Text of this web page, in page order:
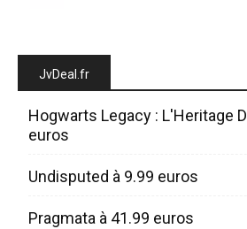
JvDeal.fr
Hogwarts Legacy : L'Heritage
euros
Undisputed à 9.99 euros
Pragmata à 41.99 euros